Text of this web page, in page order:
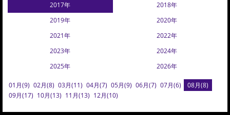
2017年
2018年
2019年
2020年
2021年
2022年
2023年
2024年
2025年
2026年
01月(9) 02月(8) 03月(11) 04月(7) 05月(9) 06月(7) 07月(6)
08月(8)
09月(17) 10月(13) 11月(13) 12月(10)